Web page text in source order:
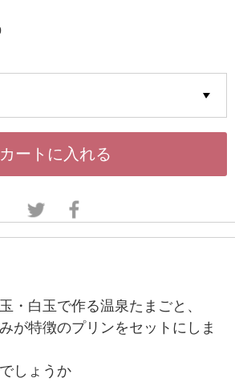
カートに入れる
・白玉で作る温泉たまごと、
が特徴のプリンをセットにしま
しょうか